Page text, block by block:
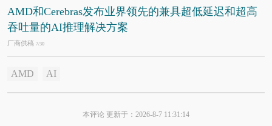
AMD和Cerebras发布业界领先的兼具超低延迟和超高
吞吐量的AI推理解决方案
厂商供稿 7/30
AMD AI
本评论 更新于：2026-8-7 11:31:14